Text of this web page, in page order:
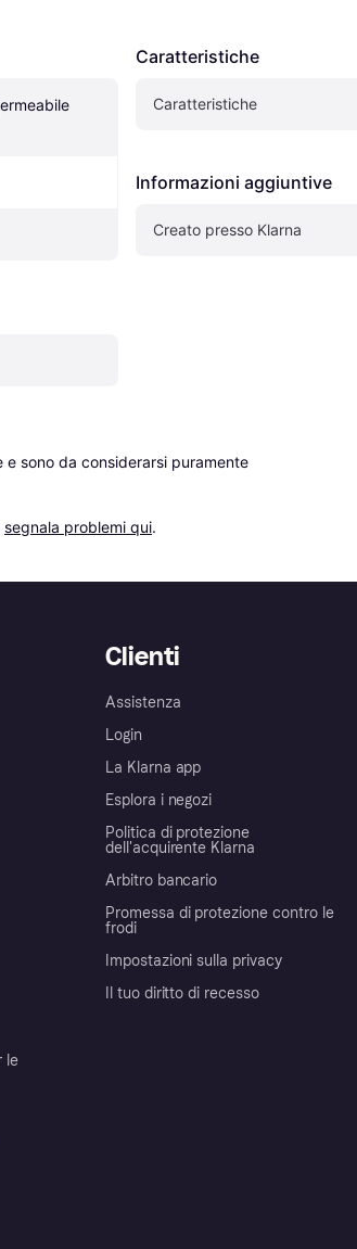
Caratteristiche
Caratteristiche
Informazioni aggiuntive
Creato presso Klarna
sono da considerarsi puramente
segnala problemi qui.
le
Clienti
Assistenza
Login
La Klarna app
Esplora i negozi
Politica di protezione
dell'acquirente Klarna
Arbitro bancario
Promessa di protezione contro le
frodi
Impostazioni sulla privacy
Il tuo diritto di recesso